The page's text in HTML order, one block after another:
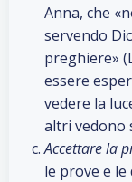
Anna, che
servendo
preghiere»
essere
vedere la
altri vedono
Accettare la
le prove e